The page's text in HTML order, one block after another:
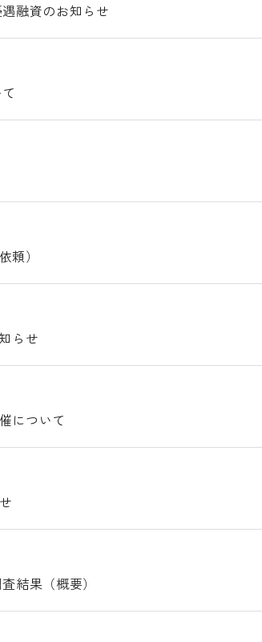
融資のお知らせ
頼）
らせ
について
結果（概要）